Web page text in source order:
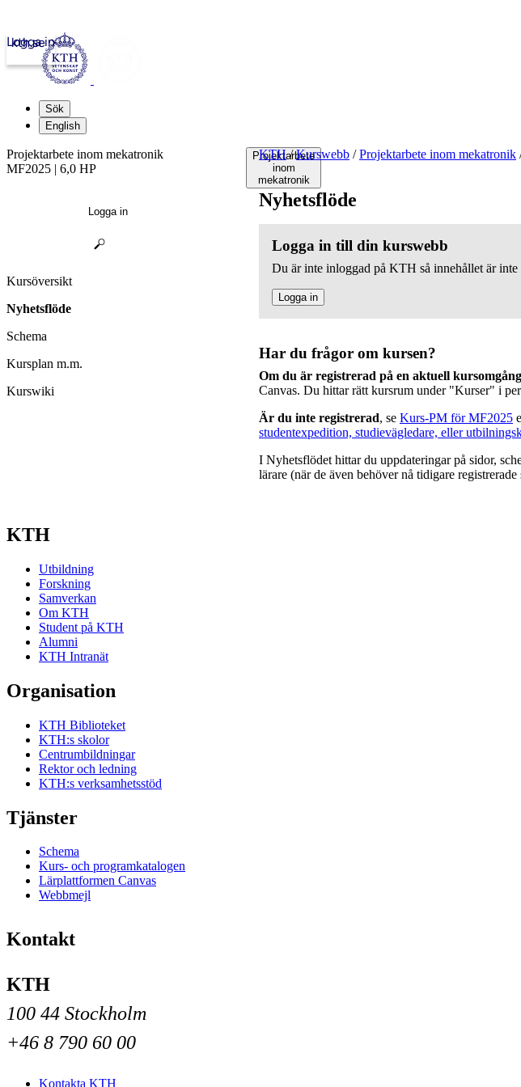
kth.se
Logga in
Sök
English
Projektarbete
inom
mekatronik
KTH / Kurswebb / Projektarbete inom mekatronik
Nyhetsflöde
Logga in till din kurswebb
Du är inte inloggad på KTH så innehållet är inte
Logga in
Har du frågor om kursen?
Om du är registrerad på en aktuell kursomgång
Canvas. Du hittar rätt kursrum under "Kurser" i
Är du inte registrerad, se Kurs-PM för MF2025
studentexpedition, studievägledare, eller
I Nyhetsflödet hittar du uppdateringar på sidor,
lärare (när de även behöver nå tidigare registrerade
Projektarbete inom mekatronik
MF2025 | 6,0 HP
Logga in
Kursöversikt
Nyhetsflöde
Schema
Kursplan m.m.
Kurswiki
KTH
Utbildning
Forskning
Samverkan
Om KTH
Student på KTH
Alumni
KTH Intranät
Organisation
KTH Biblioteket
KTH:s skolor
Centrumbildningar
Rektor och ledning
KTH:s verksamhetsstöd
Tjänster
Schema
Kurs- och programkatalogen
Lärplattformen Canvas
Webbmejl
Kontakt
KTH
100 44 Stockholm
+46 8 790 60 00
Kontakta KTH